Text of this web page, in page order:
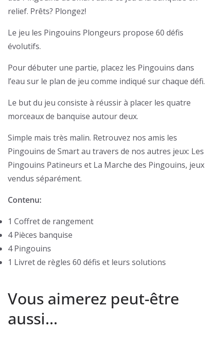
relief. Prêts? Plongez!
Le jeu les Pingouins Plongeurs propose 60 défis
évolutifs.
Pour débuter une partie, placez les Pingouins dans
l’eau sur le plan de jeu comme indiqué sur chaque défi.
Le but du jeu consiste à réussir à placer les quatre
morceaux de banquise autour deux.
Simple mais très malin. Retrouvez nos amis les
Pingouins de Smart au travers de nos autres jeux: Les
Pingouins Patineurs et La Marche des Pingouins, jeux
vendus séparément.
Contenu:
1 Coffret de rangement
4 Pièces banquise
4 Pingouins
1 Livret de règles 60 défis et leurs solutions
Vous aimerez peut-être
aussi…